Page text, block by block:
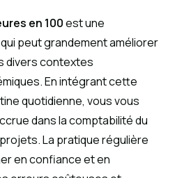
en 100est une
peut grandement améliorer
divers contextes
En intégrant cette
quotidienne, vous vous
dans la comptabilité du
La pratique régulière
en confiance et en